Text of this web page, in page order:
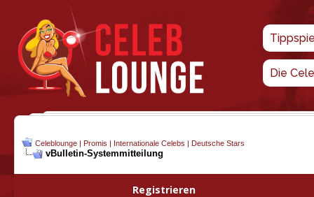
Die
Celeblounge | Promis | Internationale Celebs | Deutsche Stars
vBulletin-Systemmitteilung
Registrieren